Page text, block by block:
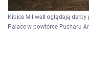
Kibice Millwall oglądają derby
Palace w powtórce Pucharu